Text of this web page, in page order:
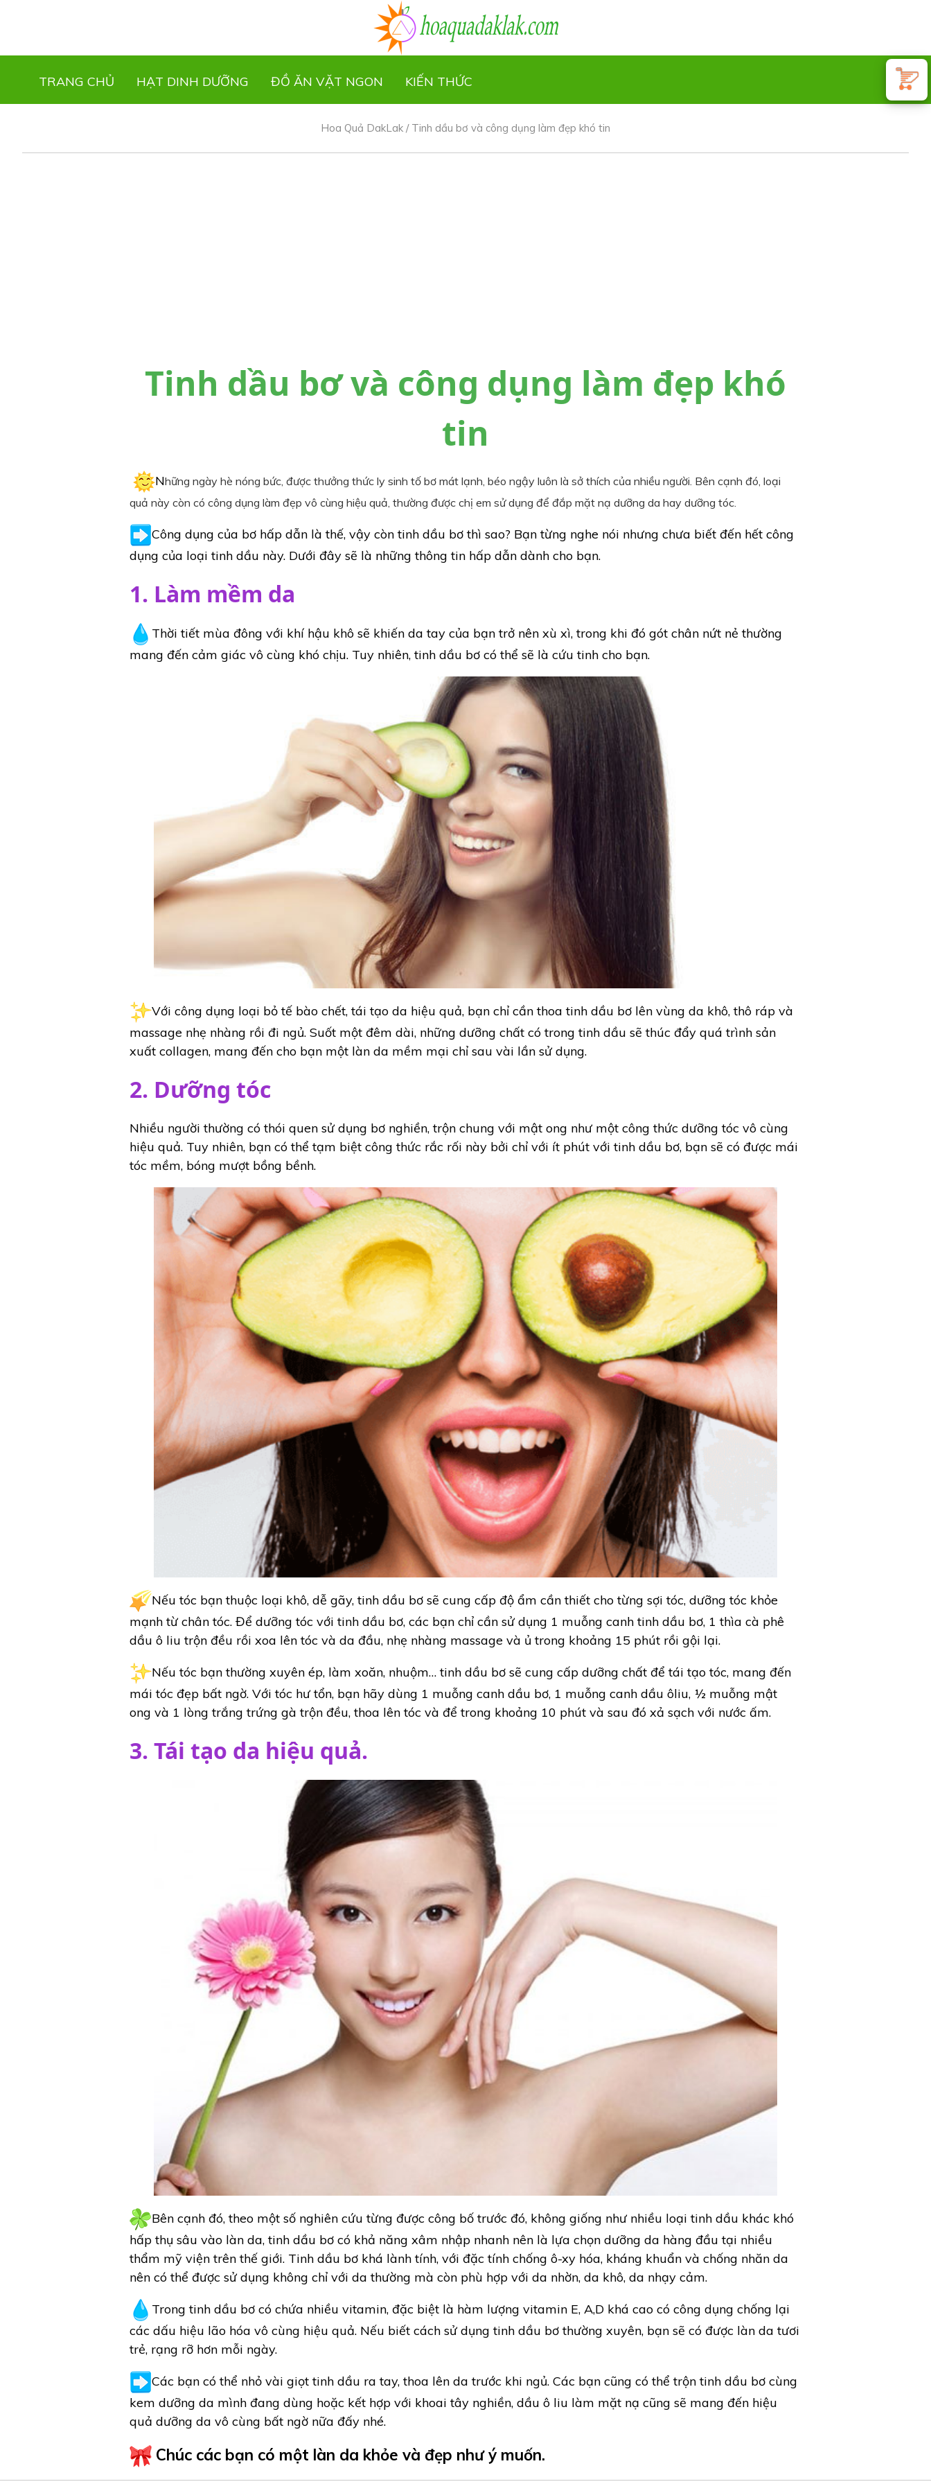
TRANG CHỦ HẠT DINH DƯỠNG ĐỒ ĂN VẶT NGON KIẾN THỨC
Hoa Quả DakLak / Tinh dầu bơ và công dụng làm đẹp khó tin
Tinh dầu bơ và công dụng làm đẹp khó
tin
Những ngày hè nóng bức, được thưởng thức ly sinh tố bơ mát lạnh, béo ngậy luôn là sở thích của nhiều người. Bên cạnh đó, loại
quả này còn có công dụng làm đẹp vô cùng hiệu quả, thường được chị em sử dụng để đắp mặt nạ dưỡng da hay dưỡng tóc.
Công dụng của bơ hấp dẫn là thế, vậy còn tinh dầu bơ thì sao? Bạn từng nghe nói nhưng chưa biết đến hết công
dụng của loại tinh dầu này. Dưới đây sẽ là những thông tin hấp dẫn dành cho bạn.
1. Làm mềm da
Thời tiết mùa đông với khí hậu khô sẽ khiến da tay của bạn trở nên xù xì, trong khi đó gót chân nứt nẻ thường
mang đến cảm giác vô cùng khó chịu. Tuy nhiên, tinh dầu bơ có thể sẽ là cứu tinh cho bạn.
Với công dụng loại bỏ tế bào chết, tái tạo da hiệu quả, bạn chỉ cần thoa tinh dầu bơ lên vùng da khô, thô ráp và
massage nhẹ nhàng rồi đi ngủ. Suốt một đêm dài, những dưỡng chất có trong tinh dầu sẽ thúc đẩy quá trình sản
xuất collagen, mang đến cho bạn một làn da mềm mại chỉ sau vài lần sử dụng.
2. Dưỡng tóc
Nhiều người thường có thói quen sử dụng bơ nghiền, trộn chung với mật ong như một công thức dưỡng tóc vô cùng
hiệu quả. Tuy nhiên, bạn có thể tạm biệt công thức rắc rối này bởi chỉ với ít phút với tinh dầu bơ, bạn sẽ có được mái
tóc mềm, bóng mượt bồng bềnh.
Nếu tóc bạn thuộc loại khô, dễ gãy, tinh dầu bơ sẽ cung cấp độ ẩm cần thiết cho từng sợi tóc, dưỡng tóc khỏe
mạnh từ chân tóc. Để dưỡng tóc với tinh dầu bơ, các bạn chỉ cần sử dụng 1 muỗng canh tinh dầu bơ, 1 thìa cà phê
dầu ô liu trộn đều rồi xoa lên tóc và da đầu, nhẹ nhàng massage và ủ trong khoảng 15 phút rồi gội lại.
Nếu tóc bạn thường xuyên ép, làm xoăn, nhuộm… tinh dầu bơ sẽ cung cấp dưỡng chất để tái tạo tóc, mang đến
mái tóc đẹp bất ngờ. Với tóc hư tổn, bạn hãy dùng 1 muỗng canh dầu bơ, 1 muỗng canh dầu ôliu, ½ muỗng mật
ong và 1 lòng trắng trứng gà trộn đều, thoa lên tóc và để trong khoảng 10 phút và sau đó xả sạch với nước ấm.
3. Tái tạo da hiệu quả.
Bên cạnh đó, theo một số nghiên cứu từng được công bố trước đó, không giống như nhiều loại tinh dầu khác khó
hấp thụ sâu vào làn da, tinh dầu bơ có khả năng xâm nhập nhanh nên là lựa chọn dưỡng da hàng đầu tại nhiều
thẩm mỹ viện trên thế giới. Tinh dầu bơ khá lành tính, với đặc tính chống ô-xy hóa, kháng khuẩn và chống nhăn da
nên có thể được sử dụng không chỉ với da thường mà còn phù hợp với da nhờn, da khô, da nhạy cảm.
Trong tinh dầu bơ có chứa nhiều vitamin, đặc biệt là hàm lượng vitamin E, A,D khá cao có công dụng chống lại
các dấu hiệu lão hóa vô cùng hiệu quả. Nếu biết cách sử dụng tinh dầu bơ thường xuyên, bạn sẽ có được làn da tươi
trẻ, rạng rỡ hơn mỗi ngày.
Các bạn có thể nhỏ vài giọt tinh dầu ra tay, thoa lên da trước khi ngủ. Các bạn cũng có thể trộn tinh dầu bơ cùng
kem dưỡng da mình đang dùng hoặc kết hợp với khoai tây nghiền, dầu ô liu làm mặt nạ cũng sẽ mang đến hiệu
quả dưỡng da vô cùng bất ngờ nữa đấy nhé.
Chúc các bạn có một làn da khỏe và đẹp như ý muốn.